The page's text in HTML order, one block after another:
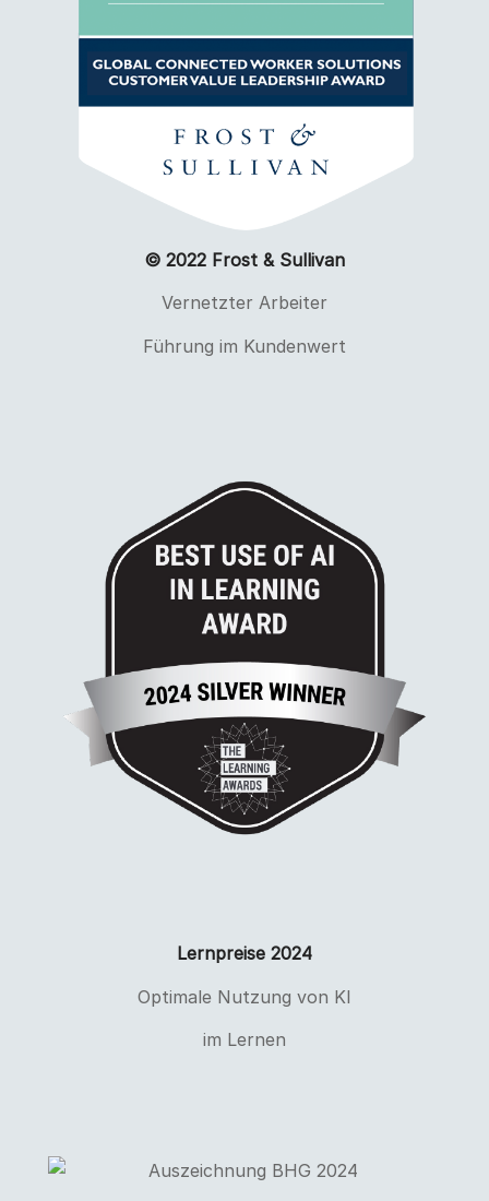
© 2022 Frost & Sullivan
Vernetzter Arbeiter
Führung im Kundenwert
Lernpreise 2024
Optimale Nutzung von KI
im Lernen